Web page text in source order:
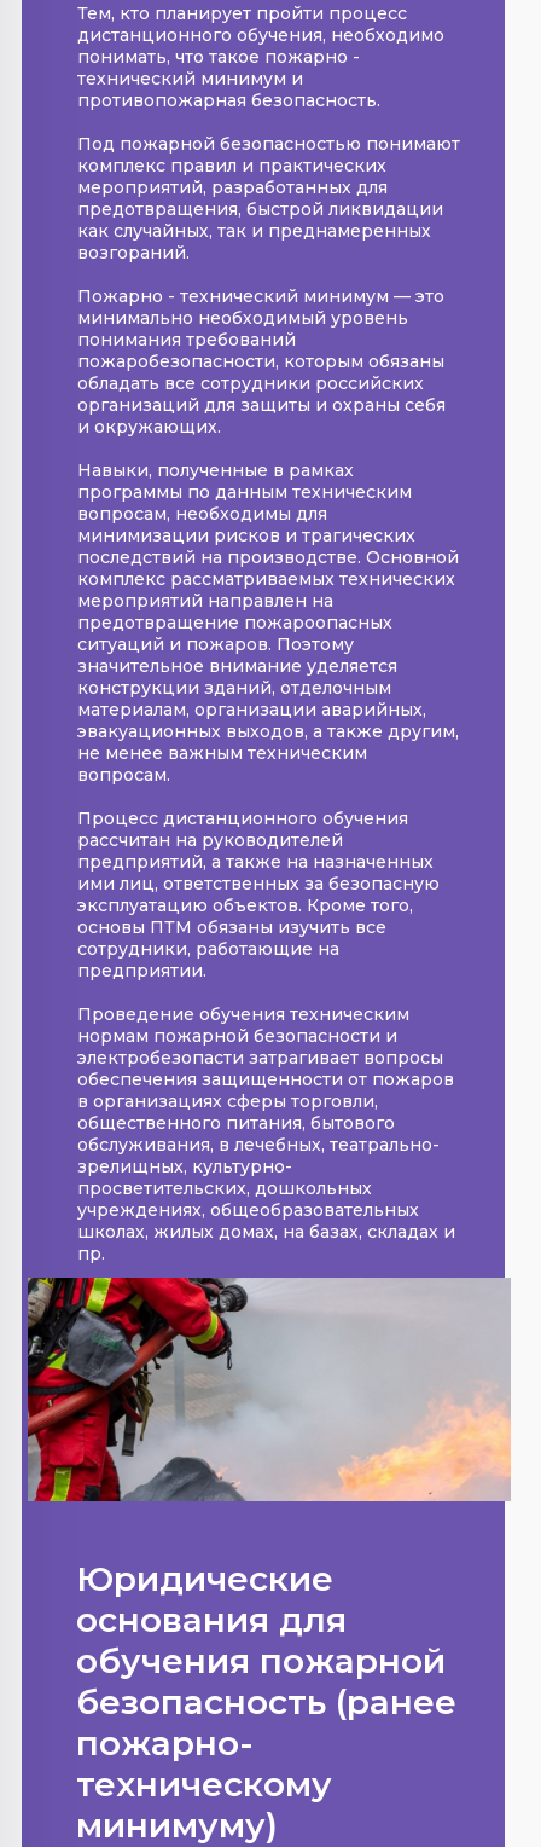
Тем, кто планирует пройти процесс
дистанционного обучения, необходимо
понимать, что такое пожарно -
технический минимум и
противопожарная безопасность.
Под пожарной безопасностью понимают
комплекс правил и практических
мероприятий, разработанных для
предотвращения, быстрой ликвидации
как случайных, так и преднамеренных
возгораний.
Пожарно - технический минимум — это
минимально необходимый уровень
понимания требований
пожаробезопасности, которым обязаны
обладать все сотрудники российских
организаций для защиты и охраны себя
и окружающих.
Навыки, полученные в рамках
программы по данным техническим
вопросам, необходимы для
минимизации рисков и трагических
последствий на производстве. Основной
комплекс рассматриваемых технических
мероприятий направлен на
предотвращение пожароопасных
ситуаций и пожаров. Поэтому
значительное внимание уделяется
конструкции зданий, отделочным
материалам, организации аварийных,
эвакуационных выходов, а также другим,
не менее важным техническим
вопросам.
Процесс дистанционного обучения
рассчитан на руководителей
предприятий, а также на назначенных
ими лиц, ответственных за безопасную
эксплуатацию объектов. Кроме того,
основы ПТМ обязаны изучить все
сотрудники, работающие на
предприятии.
Проведение обучения техническим
нормам пожарной безопасности и
электробезопасти затрагивает вопросы
обеспечения защищенности от пожаров
в организациях сферы торговли,
общественного питания, бытового
обслуживания, в лечебных, театрально-
зрелищных, культурно-
просветительских, дошкольных
учреждениях, общеобразовательных
школах, жилых домах, на базах, складах и
пр.
Юридические
основания для
обучения пожарной
безопасность (ранее
пожарно-
техническому
минимуму)